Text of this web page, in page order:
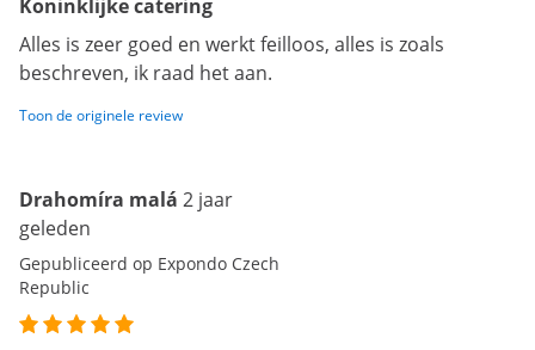
Koninklijke catering
Alles is zeer goed en werkt feilloos, alles is zoals
beschreven, ik raad het aan.
Toon de originele review
Drahomíra malá 2 jaar
geleden
Gepubliceerd op Expondo Czech
Republic